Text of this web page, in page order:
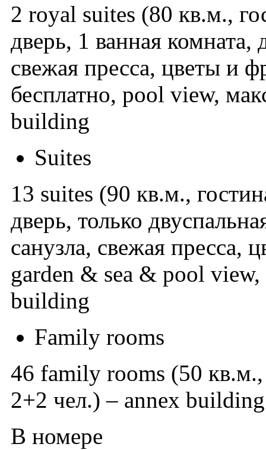
2 royal suites (80 кв.м.,
дверь, 1 ванная
свежая пресса, цветы и
бесплатно, pool view,
building
Suites
13 suites (90 кв.м.,
дверь, только
санузла, свежая пресса,
garden & sea & pool
building
Family rooms
46 family rooms (50
2+2 чел.) – annex building
В номере